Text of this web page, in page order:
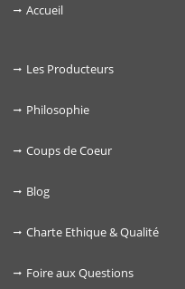
Accueil
Les Producteurs
Philosophie
Coups de Coeur
Blog
Charte Ethique & Qualité
Foire aux Questions